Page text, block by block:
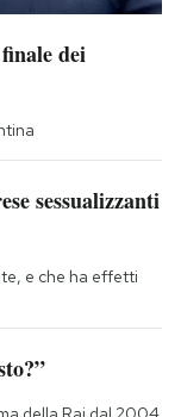
dei
sessualizzanti
e che ha effetti